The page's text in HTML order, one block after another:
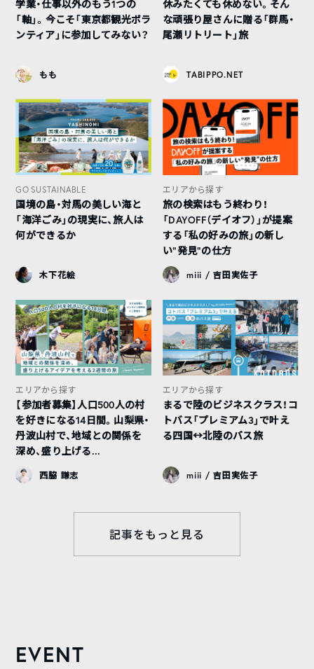
学業・仕事以外のもう1つの
「軸」。今こそ「東京都観光ボラ
ンティア」に参加してみない？
もも
休みたくても休めない。そん
な頑張り屋さんに贈る「群馬・
尾瀬リトリート」旅
TABIPPO.NET
GO SUSTAINABLE
国境の島・対馬の美しい海と
「海洋ごみ」の現実に、旅人は
何ができるか
木下花絵
エリアから探す
旅の検索はもう終わり！
「DAYOFF（デイオフ）」が提案
する「私の好みの旅」の新し
い“発見”の仕方
miii / 吉田実佐子
エリアから探す
【参加者募集】人口500人の村
を好きになる14日間。山梨県・
丹波山村で、地域との関係を
深め、盛り上げる...
西脇 謙志
エリアから探す
まるで陸のビジネスクラス！コ
トバス「プレミアム3」で叶え
る四国↔︎北陸のバス旅
miii / 吉田実佐子
記事をもっと見る
EVENT